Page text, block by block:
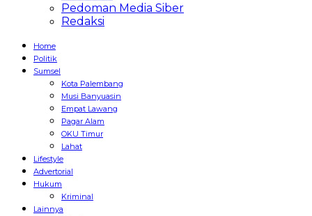
Pedoman Media Siber
Redaksi
Home
Politik
Sumsel
Kota Palembang
Musi Banyuasin
Empat Lawang
Pagar Alam
OKU Timur
Lahat
Lifestyle
Advertorial
Hukum
Kriminal
Lainnya